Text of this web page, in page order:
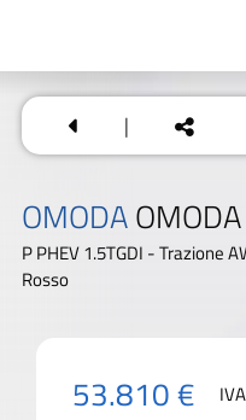
|
OMODA
P PHEV 1.5TGDI - Trazione
Rosso
53.810 €